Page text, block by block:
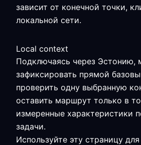
зависит от конечной точки,
локальной сети.
Local context
Подключаясь через Эстонию,
зафиксировать прямой
проверить одну выбранную
оставить маршрут только в
измеренные характеристики
задачи.
Используйте эту страницу